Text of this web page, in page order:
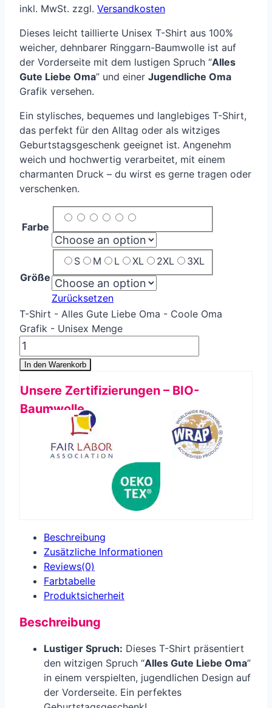
inkl. MwSt. zzgl. Versandkosten
Dieses leicht taillierte Unisex T-Shirt aus 100%
weicher, dehnbarer Ringgarn-Baumwolle ist auf
der Vorderseite mit dem lustigen Spruch “Alles
Gute Liebe Oma” und einer Jugendliche Oma
Grafik versehen.
Ein stylisches, bequemes und langlebiges T-Shirt,
das perfekt für den Alltag oder als witziges
Geburtstagsgeschenk geeignet ist. Angenehm
weich und hochwertig verarbeitet, mit einem
charmanten Druck – du wirst es gerne tragen oder
verschenken.
Farbe
Größe
S M L XL 2XL 3XL
Zurücksetzen
T-Shirt - Alles Gute Liebe Oma - Coole Oma
Grafik - Unisex Menge
In den Warenkorb
Unsere Zertifizierungen – BIO-
Baumwolle
Beschreibung
Zusätzliche Informationen
Reviews(0)
Farbtabelle
Produkt­sicherheit
Beschreibung
Lustiger Spruch: Dieses T-Shirt präsentiert
den witzigen Spruch “Alles Gute Liebe Oma”
in einem verspielten, jugendlichen Design auf
der Vorderseite. Ein perfektes